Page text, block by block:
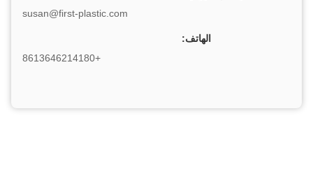
susan@first-plastic.com
الهاتف:
+8613646214180